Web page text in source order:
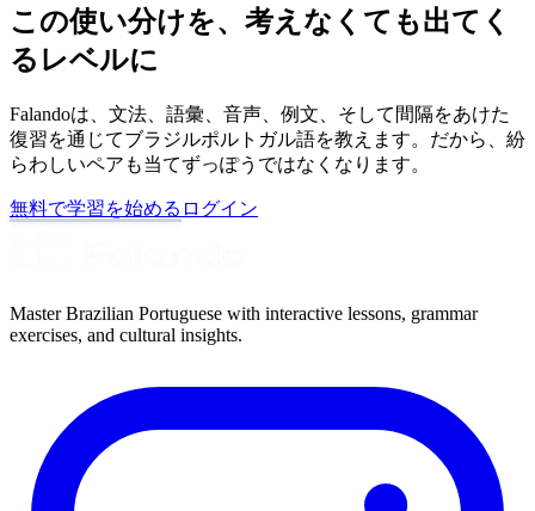
この使い分けを、考えなくても出てく
るレベルに
Falandoは、文法、語彙、音声、例文、そして間隔をあけた
復習を通じてブラジルポルトガル語を教えます。だから、紛
らわしいペアも当てずっぽうではなくなります。
無料で学習を始める ログイン
Master Brazilian Portuguese with interactive lessons, grammar
exercises, and cultural insights.